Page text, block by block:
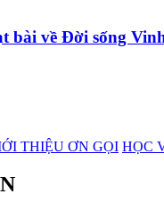
bài về Đời sống
THIỆU ƠN GỌI HỌC